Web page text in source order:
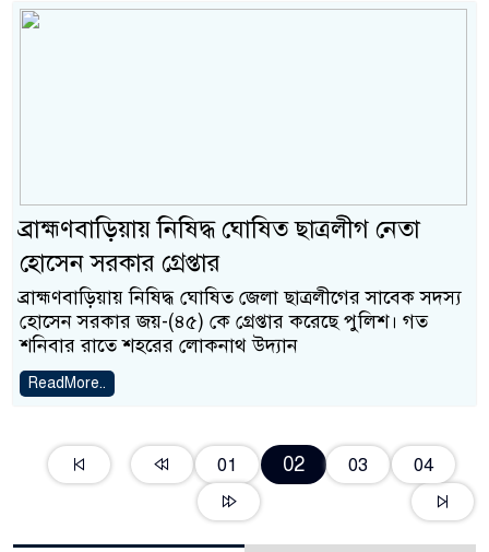
ব্রাহ্মণবাড়িয়ায় নিষিদ্ধ ঘোষিত ছাত্রলীগ নেতা
হোসেন সরকার গ্রেপ্তার
ব্রাহ্মণবাড়িয়ায় নিষিদ্ধ ঘোষিত জেলা ছাত্রলীগের সাবেক সদস্য
হোসেন সরকার জয়-(৪৫) কে গ্রেপ্তার করেছে পুলিশ। গত
শনিবার রাতে শহরের লোকনাথ উদ্যান
ReadMore..
01 02 03 04